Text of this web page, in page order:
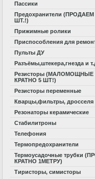
Пассики
Предохранители
ШТ.!)
Прижимные ролики
Приспособления для
Пульты ДУ
Разъёмы,штекера,гнезда и
Резисторы
КРАТНО 5 ШТ!)
Резисторы переменные
Кварцы,фильтры, дросселя
Резонаторы керамические
Стабилитроны
Телефония
Термопредохранители
Термоусадочные трубки
КРАТНО 1МЕТРУ)
Тиристоры, симисторы